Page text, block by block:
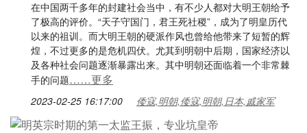
在中国两千多年的封建社会当中，有不少人都对大明王朝给予
了极高的评价。“天子守国门，君王死社稷”，成为了明皇历代
以来的祖训。而大明王朝的硬派作风也曾给他带来了短暂的辉
煌，不过更多的是危机四伏。尤其到明朝中后期，国家经济以
及各种社会问题逐渐暴露出来。其中明朝还面临着一个非常棘
手的问题……更多
2023-02-25 16:17:00 倭寇,明朝,倭寇,明朝,日本,戚家军